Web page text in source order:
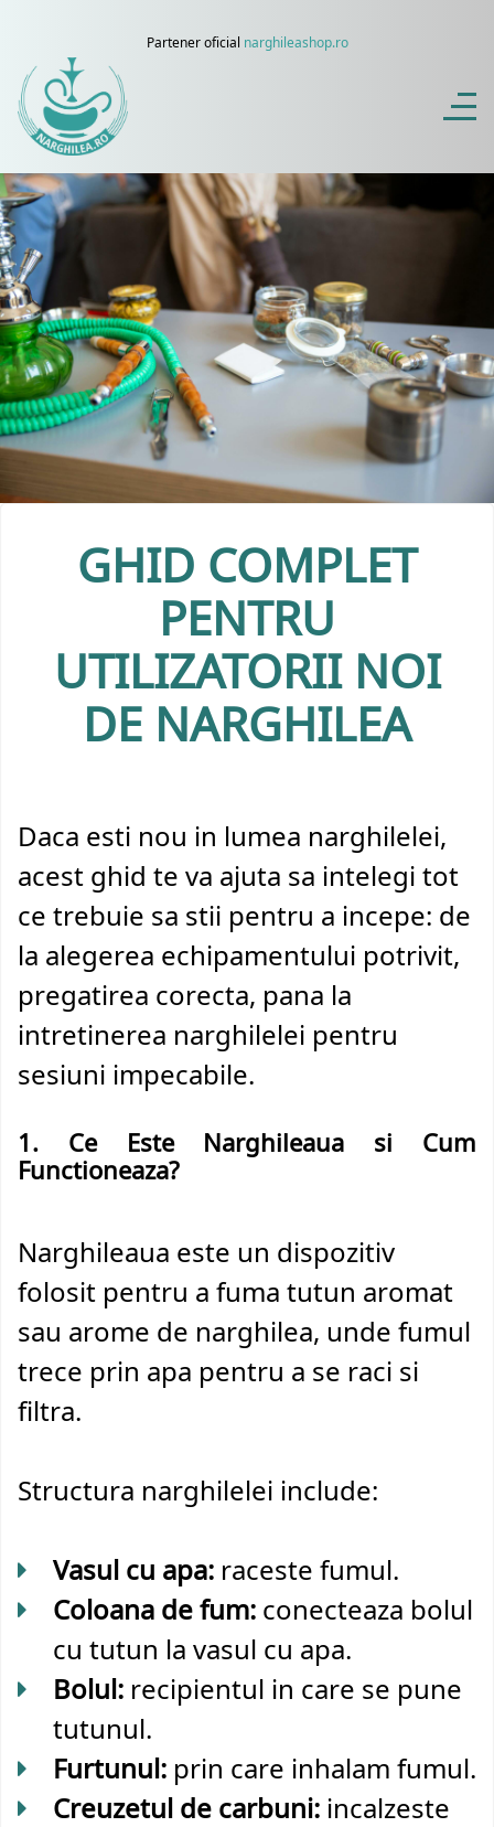
Partener oficial narghileashop.ro
GHID COMPLET
PENTRU
UTILIZATORII NOI
DE NARGHILEA
Daca esti nou in lumea narghilelei,
acest ghid te va ajuta sa intelegi tot
ce trebuie sa stii pentru a incepe: de
la alegerea echipamentului potrivit,
pregatirea corecta, pana la
intretinerea narghilelei pentru
sesiuni impecabile.
1. Ce Este Narghileaua si Cum
Functioneaza?
Narghileaua este un dispozitiv
folosit pentru a fuma tutun aromat
sau arome de narghilea, unde fumul
trece prin apa pentru a se raci si
filtra.
Structura narghilelei include:
Vasul cu apa: raceste fumul.
Coloana de fum: conecteaza bolul
cu tutun la vasul cu apa.
Bolul: recipientul in care se pune
tutunul.
Furtunul: prin care inhalam fumul.
Creuzetul de carbuni: incalzeste